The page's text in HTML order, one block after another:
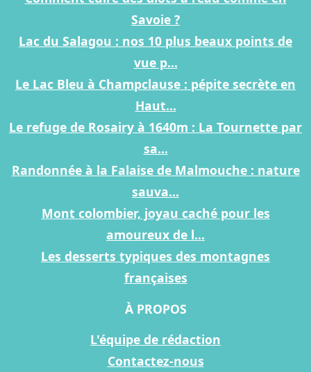
Savoie ?
Lac du Salagou : nos 10 plus beaux points de
vue p...
Le Lac Bleu à Champclause : pépite secrète en
Haut...
Le refuge de Rosairy à 1640m : La Tournette par
sa...
Randonnée à la Falaise de Malmouche : nature
sauva...
Mont colombier, joyau caché pour les
amoureux de l...
Les desserts typiques des montagnes
françaises
À PROPOS
L'équipe de rédaction
Contactez-nous